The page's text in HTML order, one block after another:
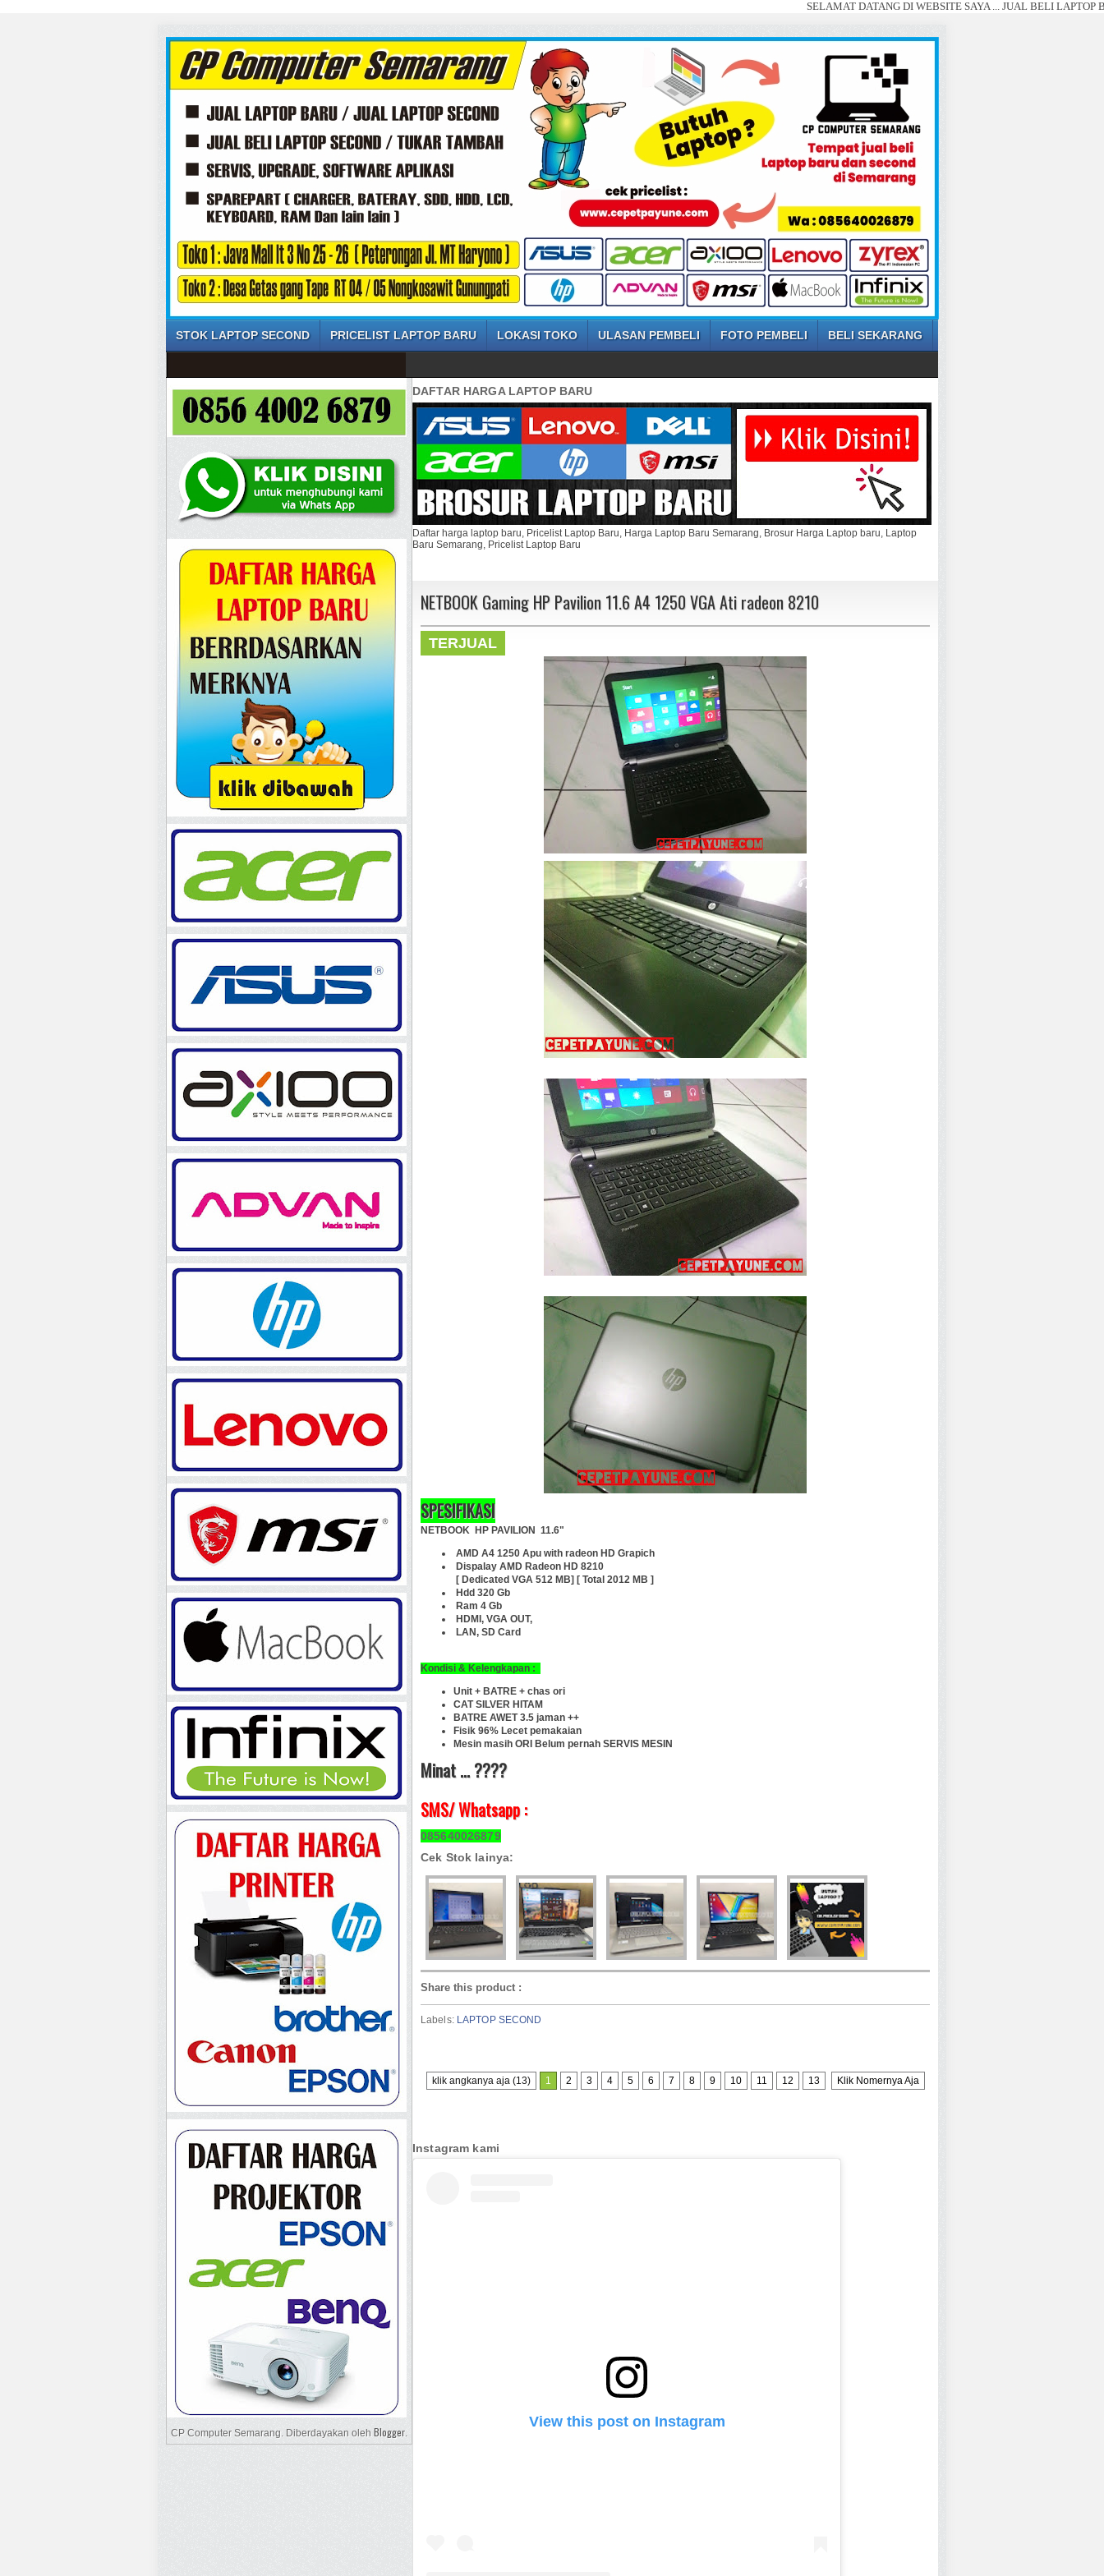
SELAMAT DATANG DI WEBSITE SAYA ... JUAL BELI LAPTOP BARU
STOK LAPTOP SECOND PRICELIST LAPTOP BARU LOKASI TOKO ULASAN PEMBELI FOTO PEMBELI BELI SEKARANG
DAFTAR HARGA LAPTOP BARU
Daftar harga laptop baru, Pricelist Laptop Baru, Harga Laptop Baru Semarang, Brosur Harga Laptop baru, Laptop
Baru Semarang, Pricelist Laptop Baru
NETBOOK Gaming HP Pavilion 11.6 A4 1250 VGA Ati radeon 8210
TERJUAL
SPESIFIKASI
NETBOOK HP PAVILION 11.6"
AMD A4 1250 Apu with radeon HD Grapich
Dispalay AMD Radeon HD 8210
[ Dedicated VGA 512 MB] [ Total 2012 MB ]
Hdd 320 Gb
Ram 4 Gb
HDMI, VGA OUT,
LAN, SD Card
Kondisi & Kelengkapan :
Unit + BATRE + chas ori
CAT SILVER HITAM
BATRE AWET 3.5 jaman ++
Fisik 96% Lecet pemakaian
Mesin masih ORI Belum pernah SERVIS MESIN
Minat ... ????
SMS/ Whatsapp :
085640026879
Cek Stok lainya:
Share this product :
Labels: LAPTOP SECOND
klik angkanya aja (13) 1 2 3 4 5 6 7 8 9 10 11 12 13 Klik Nomernya Aja
Instagram kami
View this post on Instagram
CP Computer Semarang. Diberdayakan oleh Blogger.